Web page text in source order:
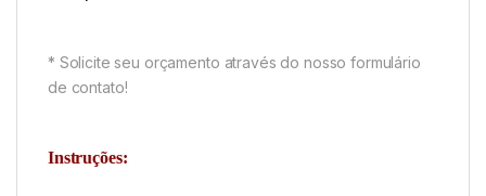
* Solicite seu orçamento através do nosso formulário
de contato!
Instruções: